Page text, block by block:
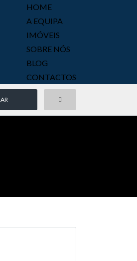
HOME
A EQUIPA
IMÓVEIS
SOBRE NÓS
BLOG
CONTACTOS